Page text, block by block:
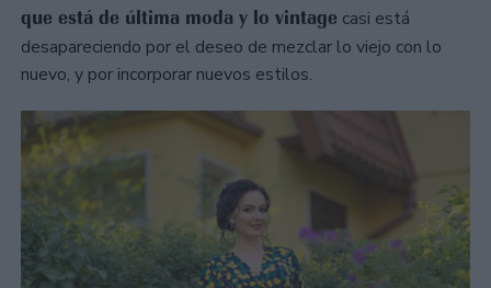
que está de última moda y lo vintage casi está
desapareciendo por el deseo de mezclar lo viejo con lo
nuevo, y por incorporar nuevos estilos.